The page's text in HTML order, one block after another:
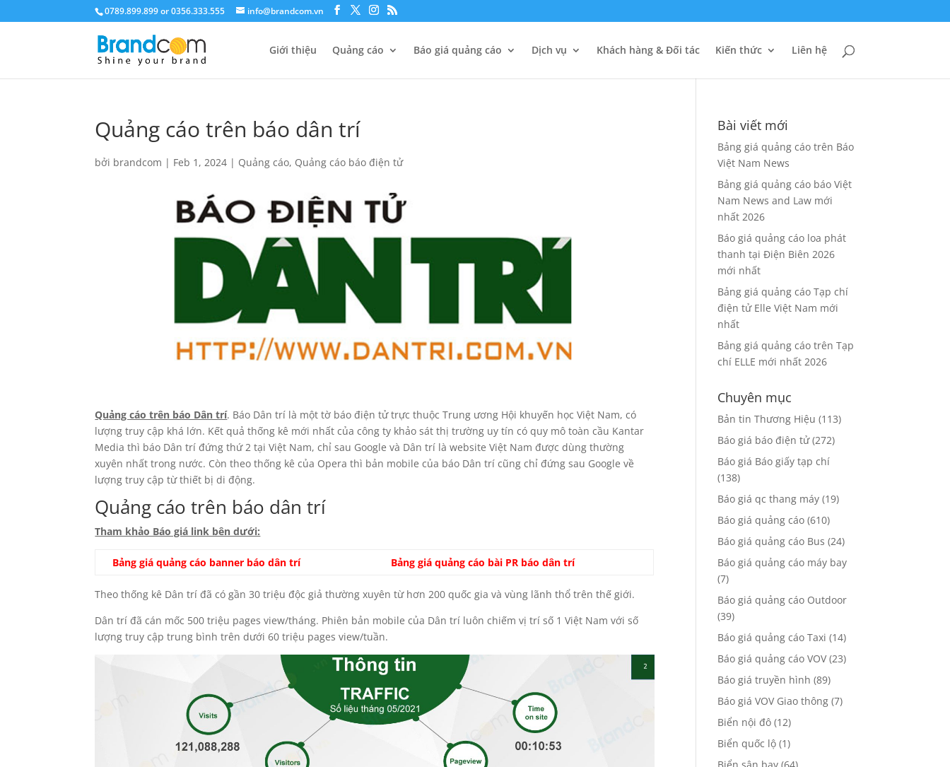
0789.899.899 or 0356.333.555 info@brandcom.vn
Giới thiệu Quảng cáo Báo giá quảng cáo Dịch vụ Khách hàng & Đối tác Kiến thức Liên hệ
Quảng cáo trên báo dân trí
bởi brandcom | Feb 1, 2024 | Quảng cáo, Quảng cáo báo điện tử
Quảng cáo trên báo Dân trí. Báo Dân trí là một tờ báo điện tử trực thuộc Trung ương Hội khuyến học Việt Nam, có
lượng truy cập khá lớn. Kết quả thống kê mới nhất của công ty khảo sát thị trường uy tín có quy mô toàn cầu Kantar
Media thì báo Dân trí đứng thứ 2 tại Việt Nam, chỉ sau Google và Dân trí là website Việt Nam được dùng thường
xuyên nhất trong nước. Còn theo thống kê của Opera thì bản mobile của báo Dân trí cũng chỉ đứng sau Google về
lượng truy cập từ thiết bị di động.
Quảng cáo trên báo dân trí
Tham khảo Báo giá link bên dưới:
Bảng giá quảng cáo banner báo dân trí Bảng giá quảng cáo bài PR báo dân trí
Theo thống kê Dân trí đã có gần 30 triệu độc giả thường xuyên từ hơn 200 quốc gia và vùng lãnh thổ trên thế giới.
Dân trí đã cán mốc 500 triệu pages view/tháng. Phiên bản mobile của Dân trí luôn chiếm vị trí số 1 Việt Nam với số
lượng truy cập trung bình trên dưới 60 triệu pages view/tuần.
Bài viết mới
Bảng giá quảng cáo trên Báo
Việt Nam News
Bảng giá quảng cáo báo Việt
Nam News and Law mới
nhất 2026
Báo giá quảng cáo loa phát
thanh tại Điện Biên 2026
mới nhất
Bảng giá quảng cáo Tạp chí
điện tử Elle Việt Nam mới
nhất
Bảng giá quảng cáo trên Tạp
chí ELLE mới nhất 2026
Chuyên mục
Bản tin Thương Hiệu (113)
Báo giá báo điện tử(272)
Báo giá Báo giấy tạp chí
(138)
Báo giá qc thang máy (19)
Báo giá quảng cáo (610)
Báo giá quảng cáo Bus (24)
Báo giá quảng cáo máy bay
(7)
Báo giá quảng cáo Outdoor
(39)
Báo giá quảng cáo Taxi (14)
Báo giá quảng cáo VOV(23)
Báo giá truyền hình (89)
Báo giá VOV Giao thông (7)
Biển nội đô (12)
Biển quốc lộ (1)